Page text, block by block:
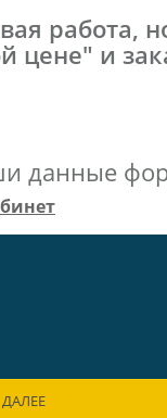
работа,
и
данные
ДАЛЕЕ